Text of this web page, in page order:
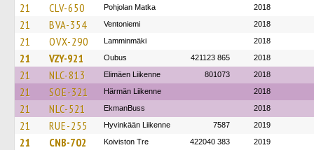
21 CLV-650 Pohjolan Matka 2018
21 BVA-354 Ventoniemi 2018
21 OVX-290 Lamminmäki 2018
21 VZY-921 Oubus 421123 865 2018
21 NLC-813 Elimäen Liikenne 801073 2018
21 SOE-321 Härmän Liikenne 2018
21 NLC-521 EkmanBuss 2018
21 RUE-255 Hyvinkään Liikenne 7587 2019
21 CNB-702 Koiviston Tre 422040 383 2019